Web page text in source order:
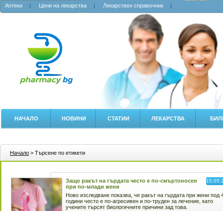
Аптеки Цени на лекарства Лекарствен справочник
НАЧАЛО НОВИНИ СТАТИИ ЛЕКАРСТВА
Начало > Търсене по етикети
Защо ракът на гърдата често е по-смъртоносен
при по-млади жени
Ново изследване показва, че ракът на гърдата при жени под
години често е по-агресивен и по-труден за лечение, като
учените търсят биологичните причини зад това.